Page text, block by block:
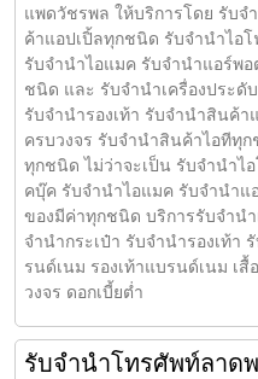
แพดวัชรพล ให้บริการโดย รับจํ
ค้าแอปเปิ้ลทุกชนิด รับจำนำไอ
รับจำนำไอแมค รับจำนำแอร์พ
ชนิด และ รับจำนำเครื่องประดั
รับจำนำรองเท้า รับจำนำสินค้า
ครบวงจร รับจำนำสินค้าไอทีทุ
ทุกชนิด ไม่ว่าจะเป็น รับจำนำไ
คบุ๊ค รับจำนำไอแมค รับจำนำแ
ของมีค่าทุกชนิด บริการรับจำน
จำนำกระเป๋า รับจำนำรองเท้า
รนด์เนม รองเท้าแบรนด์เนม เ
วงจร ดอกเบี้ยต่ำ
รับจำนำโทรศัพท์ลาด